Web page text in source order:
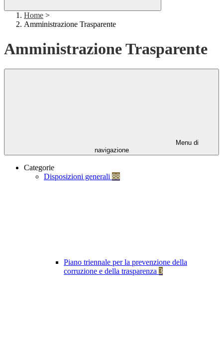
Home >
Amministrazione Trasparente
Amministrazione Trasparente
Menu di
navigazione
Categorie
Disposizioni generali 88
Piano triennale per la prevenzione della
corruzione e della trasparenza 3